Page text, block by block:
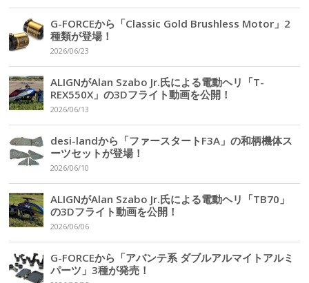
G-FORCEから「Classic Gold Brushless Motor」2
種類が登場！
2026/06/23
ALIGNがAlan Szabo Jr.氏による電動ヘリ「T-
REX550X」の3Dフライト動画を公開！
2026/06/13
desi-landから「ファースタートF3A」の和柄機体ス
ーツセットが登場！
2026/06/10
ALIGNがAlan Szabo Jr.氏による電動ヘリ「TB70」
の3Dフライト動画を公開！
2026/06/06
G-FORCEから「アバンテ系 ダブルアルマイトアルミ
パーツ」3種が発売！